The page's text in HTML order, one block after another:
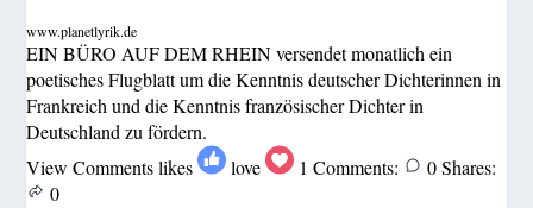
www.planetlyrik.de
EIN BÜRO AUF DEM RHEIN versendet monatlich ein
poetisches Flugblatt um die Kenntnis deutscher Dichterinnen in
Frankreich und die Kenntnis französischer Dichter in
Deutschland zu fördern.
View Comments likes love 1 Comments: 0 Shares:
0